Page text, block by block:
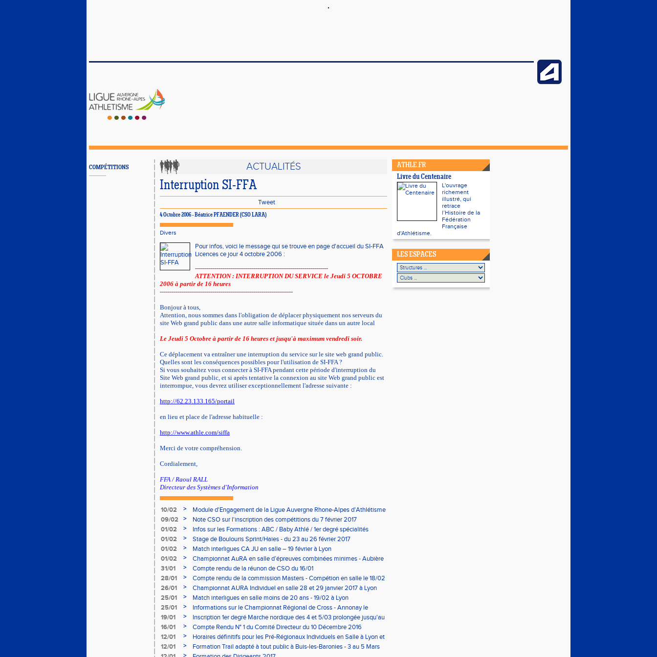
COMPÉTITIONS ACTUALITÉS
Interruption SI-FFA
Tweet
4 Octobre 2006 - Béatrice PFAENDER (CSO LARA)
Divers
Pour infos, voici le message qui se trouve en page d'accueil du SI-FFA
Licences ce jour 4 octobre 2006 :
--------------------------------------------------------------------
ATTENTION : INTERRUPTION DU SERVICE le Jeudi 5 OCTOBRE
2006 à partir de 16 heures
--------------------------------------------------------------------
Bonjour à tous,
Attention, nous sommes dans l'obligation de déplacer physiquement nos serveurs du
site Web grand public dans une autre salle informatique située dans un autre local
Le Jeudi 5 Octobre à partir de 16 heures et jusqu'à maximum vendredi soir.
Ce déplacement va entraîner une interruption du service sur le site web grand public.
Quelles sont les conséquences possibles pour l'utilisation de SI-FFA ?
Si vous souhaitez vous connecter à SI-FFA pendant cette période d'interruption du
Site Web grand public, et si après tentative la connexion au site Web grand public est
interrompue, vous devrez utiliser exceptionnellement l'adresse suivante :
http://62.23.133.165/portail
en lieu et place de l'adresse habituelle :
http://www.athle.com/siffa
Merci de votre compréhension.
Cordialement,
FFA / Raoul RALL
Directeur des Systèmes d'Information
10/02 >
Module d'Engagement de la Ligue Auvergne Rhone-Alpes d'Athlétisme
09/02
>
Note CSO sur l'inscription des compétitions du 7 février 2017
01/02
>
Infos sur les Formations : ABC / Baby Athlé / 1er degré spécialités
01/02
>
Stage de Boulouris Sprint/Haies - du 23 au 26 février 2017
01/02
>
Match interligues CA JU en salle – 19 février à Lyon
01/02
>
Championnat AuRA en salle d’épreuves combinées minimes - Aubière
- le 12 février
31/01 >
Compte rendu de la réunon de CSO du 16/01
28/01
>
Compte rendu de la commission Masters - Compétion en salle le 18/02
à Bourgoin
26/01 >
Championnat AURA Individuel en salle 28 et 29 janvier 2017 à Lyon
25/01
>
Match interligues en salle moins de 20 ans - 19/02 à Lyon
25/01
>
Informations sur le Championnat Régional de Cross - Annonay le
05/02
19/01 >
Inscription 1er degré Marche nordique des 4 et 5/03 prolongée jusqu'au
03/02 (sous condition)
16/01 >
Compte Rendu N° 1 du Comité Directeur du 10 Décembre 2016
12/01
>
Horaires définitifs pour les Pré-Régionaux Individuels en Salle à Lyon et
Aubière
12/01 >
Formation Trail adapté à tout public à Buis-les-Baronies - 3 au 5 Mars
ATHLE.FR
Livre du Centenaire
L'ouvrage
richement
illustré, qui
retrace
l’Histoire de la
Fédération
Française
d'Athlétisme.
LES ESPACES